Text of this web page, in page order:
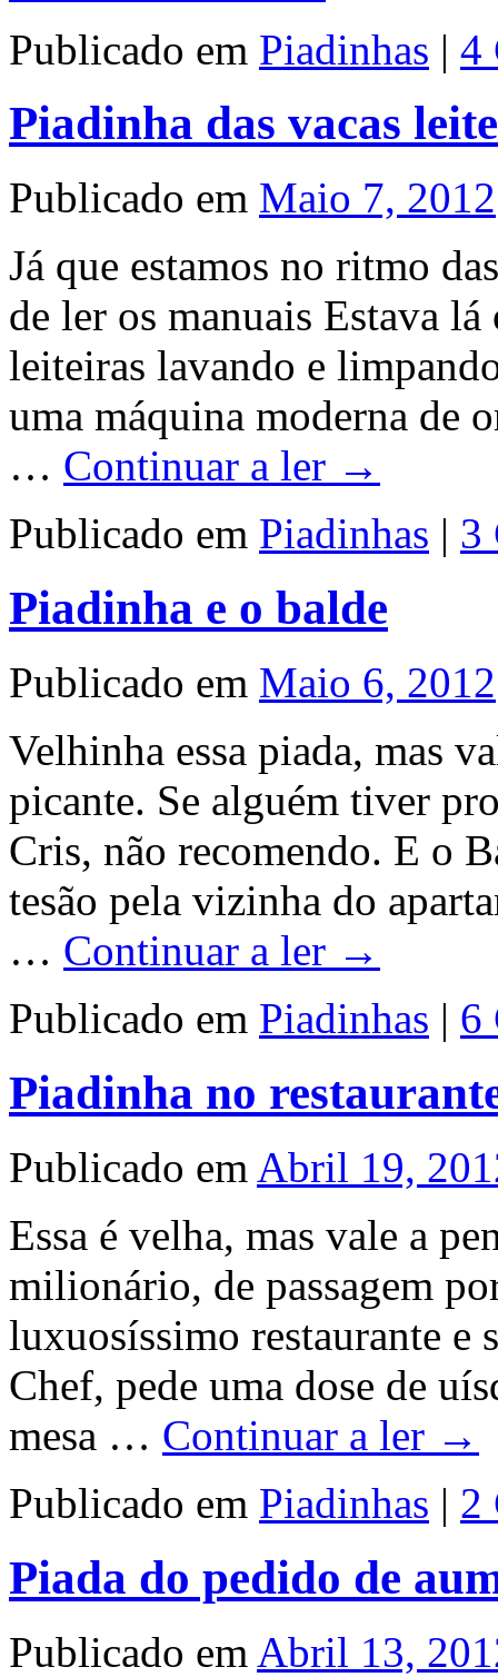
Publicado em Piadinhas | 4
Piadinha das vacas
Publicado em Maio 7, 2012
Já que estamos no ritmo
de ler os manuais Estava
leiteiras lavando e
uma máquina moderna de
… Continuar a ler →
Publicado em Piadinhas | 3
Piadinha e o balde
Publicado em Maio 6, 2012
Velhinha essa piada, mas
picante. Se alguém tiver
Cris, não recomendo. E o
tesão pela vizinha do
… Continuar a ler →
Publicado em Piadinhas | 6
Piadinha no
Publicado em Abril 19,
Essa é velha, mas vale a
milionário, de passagem
luxuosíssimo restaurante e
Chef, pede uma dose de
mesa … Continuar a ler →
Publicado em Piadinhas | 2
Piada do pedido de
Publicado em Abril 13,